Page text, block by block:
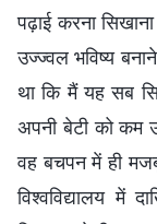
पढ़ाई करना
उज्ज्वल भविष्य
था कि मैं यह सब
अपनी बेटी को कम
वह बचपन में ही
विश्वविद्यालय में